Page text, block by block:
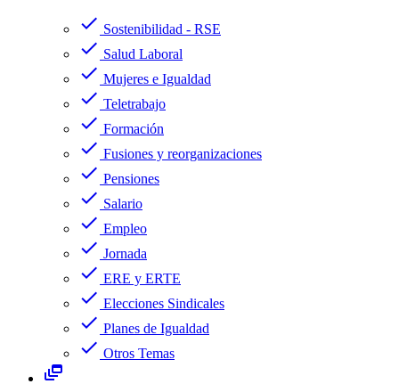
check Sostenibilidad - RSE
check Salud Laboral
check Mujeres e Igualdad
check Teletrabajo
check Formación
check Fusiones y reorganizaciones
check Pensiones
check Salario
check Empleo
check Jornada
check ERE y ERTE
check Elecciones Sindicales
check Planes de Igualdad
check Otros Temas
dynamic_feed